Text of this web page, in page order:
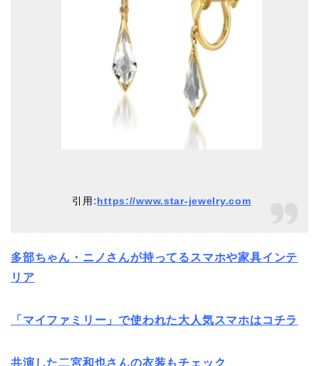
引用 :https://www.star-jewelry.com
多部ちゃん・ニノさんが持ってるスマホや家具インテ
リア
「マイファミリー」で使われた大人気スマホはコチラ
共演した二宮和也さんの衣装もチェック